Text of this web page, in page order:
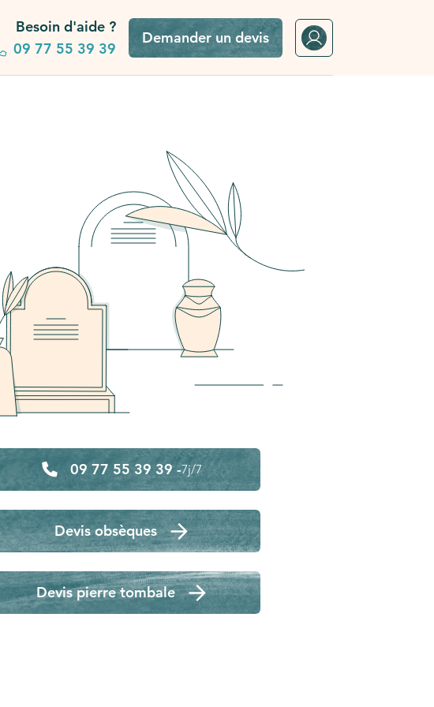
Besoin d'aide ?
09 77 55 39 39
Demander un devis
09 77 55 39 39 -7j/7
Devis obsèques
Devis pierre tombale